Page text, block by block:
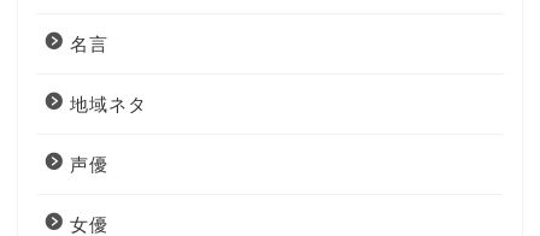
名言
地域ネタ
声優
女優